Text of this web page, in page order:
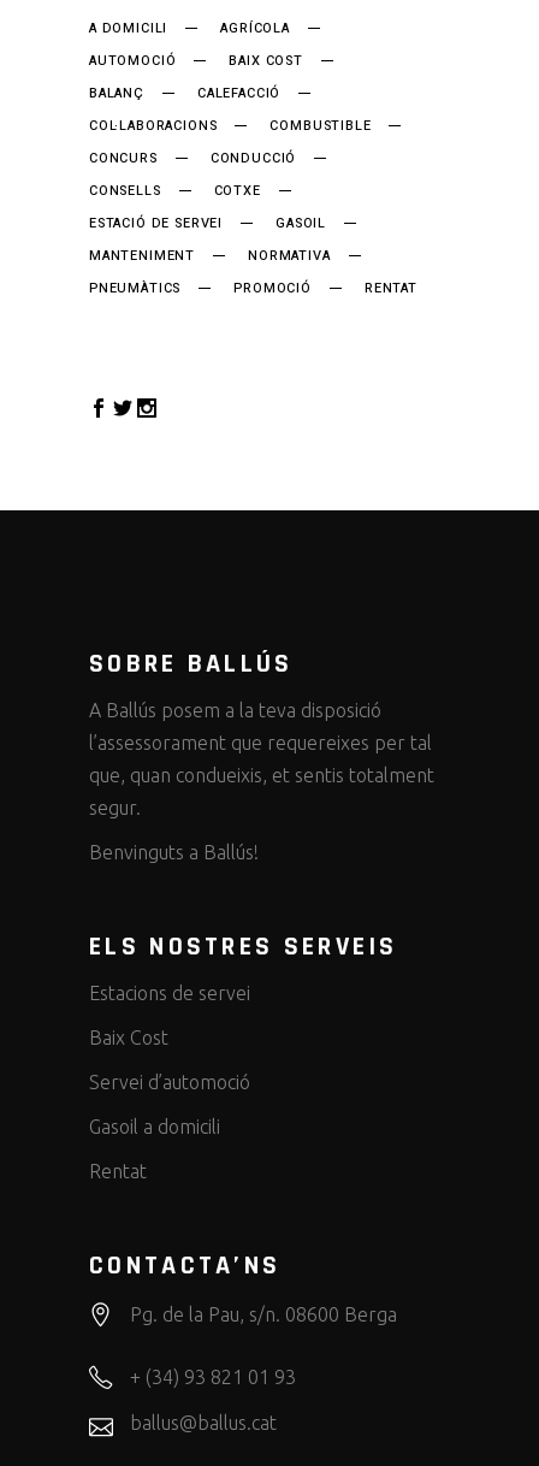
A DOMICILI
AGRÍCOLA
AUTOMOCIÓ
BAIX COST
BALANÇ
CALEFACCIÓ
COL·LABORACIONS
COMBUSTIBLE
CONCURS
CONDUCCIÓ
CONSELLS
COTXE
ESTACIÓ DE SERVEI
GASOIL
MANTENIMENT
NORMATIVA
PNEUMÀTICS
PROMOCIÓ RENTAT
SOBRE BALLÚS
A Ballús posem a la teva disposició
l’assessorament que requereixes per tal
que, quan condueixis, et sentis totalment
segur.
Benvinguts a Ballús!
ELS NOSTRES SERVEIS
Estacions de servei
Baix Cost
Servei d’automoció
Gasoil a domicili
Rentat
CONTACTA’NS
Pg. de la Pau, s/n. 08600 Berga
+ (34) 93 821 01 93
ballus@ballus.cat